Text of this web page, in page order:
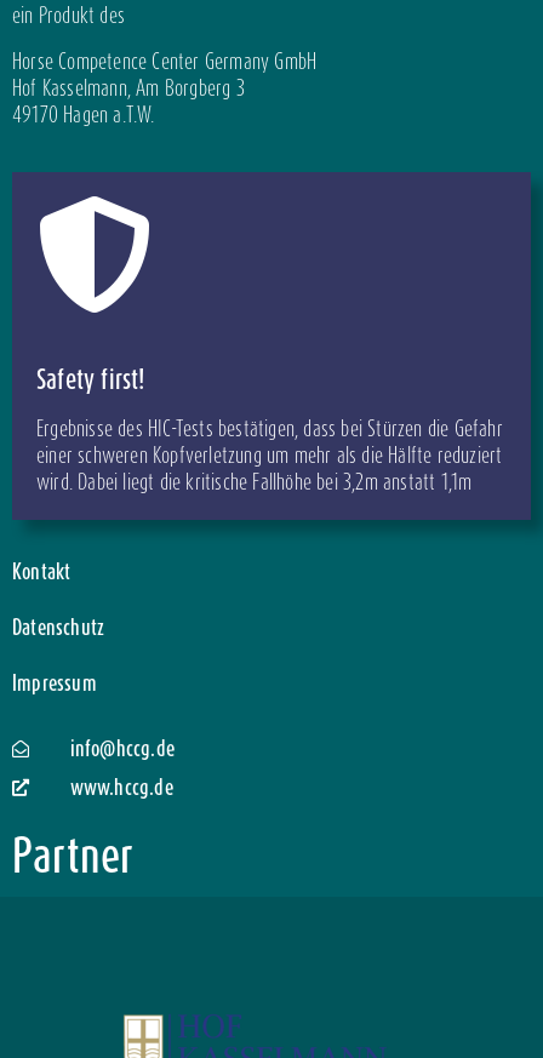
ein Produkt des
Horse Competence Center Germany GmbH
Hof Kasselmann, Am Borgberg 3
49170 Hagen a.T.W.
Safety first!
Ergebnisse des HIC-Tests bestätigen, dass bei Stürzen die Gefahr
einer schweren Kopfverletzung um mehr als die Hälfte reduziert
wird. Dabei liegt die kritische Fallhöhe bei 3,2m anstatt 1,1m
Kontakt
Datenschutz
Impressum
info@hccg.de
www.hccg.de
Partner